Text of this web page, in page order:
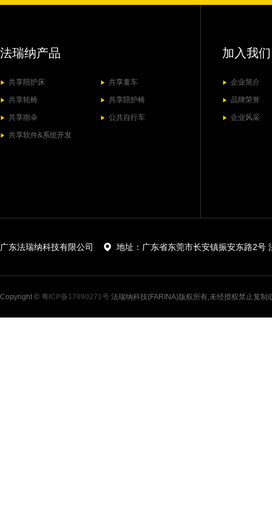
法瑞纳产品
▶ 共享陪护床 ▶ 共享童车
▶ 共享轮椅 ▶ 共享陪护椅
▶ 共享雨伞 ▶ 公共自行车
▶ 共享软件&系统开发
加入我们
▶ 企业简介
▶ 品牌荣誉
▶ 企业风采
广东法瑞纳科技有限公司 地址：广东省东莞市长安镇振安东路2号
Copyright © 粤ICP备17090271号 法瑞纳科技(FARINA)版权所有,未经授权禁止复制